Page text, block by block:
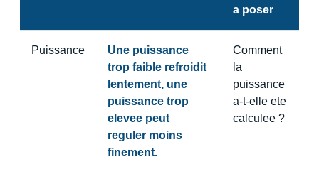
a poser
Puissance
Une puissance
trop faible refroidit
lentement, une
puissance trop
elevee peut
reguler moins
finement.
Comment
la
puissance
a-t-elle ete
calculee ?